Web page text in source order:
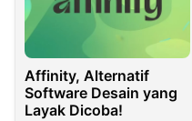
Affinity, Alternatif
Software Desain yang
Layak Dicoba!